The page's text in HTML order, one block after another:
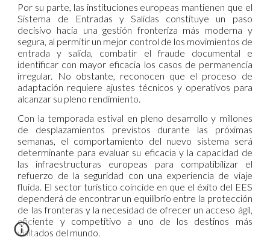
Por su parte, las instituciones europeas mantienen que el
Sistema de Entradas y Salidas constituye un paso
decisivo hacia una gestión fronteriza más moderna y
segura, al permitir un mejor control de los movimientos de
entrada y salida, combatir el fraude documental e
identificar con mayor eficacia los casos de permanencia
irregular. No obstante, reconocen que el proceso de
adaptación requiere ajustes técnicos y operativos para
alcanzar su pleno rendimiento.
Con la temporada estival en pleno desarrollo y millones
de desplazamientos previstos durante las próximas
semanas, el comportamiento del nuevo sistema será
determinante para evaluar su eficacia y la capacidad de
las infraestructuras europeas para compatibilizar el
refuerzo de la seguridad con una experiencia de viaje
fluida. El sector turístico coincide en que el éxito del EES
dependerá de encontrar un equilibrio entre la protección
de las fronteras y la necesidad de ofrecer un acceso ágil,
eficiente y competitivo a uno de los destinos más
visitados del mundo.